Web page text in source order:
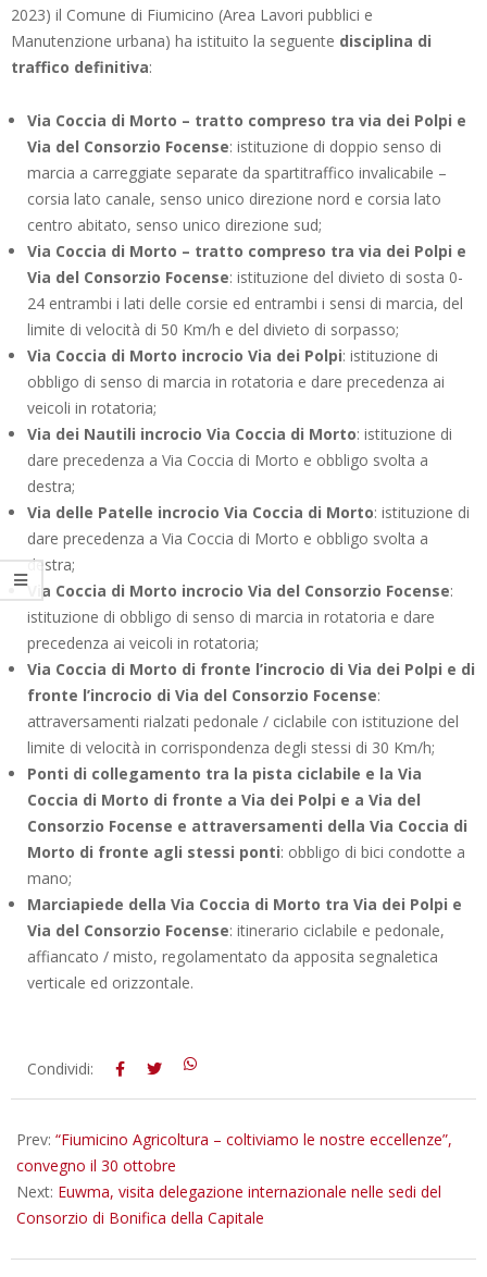
2023) il Comune di Fiumicino (Area Lavori pubblici e
Manutenzione urbana) ha istituito la seguente disciplina di
traffico definitiva:
Via Coccia di Morto – tratto compreso tra via dei Polpi e
Via del Consorzio Focense: istituzione di doppio senso di
marcia a carreggiate separate da spartitraffico invalicabile –
corsia lato canale, senso unico direzione nord e corsia lato
centro abitato, senso unico direzione sud;
Via Coccia di Morto – tratto compreso tra via dei Polpi e
Via del Consorzio Focense: istituzione del divieto di sosta 0-
24 entrambi i lati delle corsie ed entrambi i sensi di marcia, del
limite di velocità di 50 Km/h e del divieto di sorpasso;
Via Coccia di Morto incrocio Via dei Polpi: istituzione di
obbligo di senso di marcia in rotatoria e dare precedenza ai
veicoli in rotatoria;
Via dei Nautili incrocio Via Coccia di Morto: istituzione di
dare precedenza a Via Coccia di Morto e obbligo svolta a
destra;
Via delle Patelle incrocio Via Coccia di Morto: istituzione di
dare precedenza a Via Coccia di Morto e obbligo svolta a
destra;
Via Coccia di Morto incrocio Via del Consorzio Focense:
istituzione di obbligo di senso di marcia in rotatoria e dare
precedenza ai veicoli in rotatoria;
Via Coccia di Morto di fronte l’incrocio di Via dei Polpi e di
fronte l’incrocio di Via del Consorzio Focense:
attraversamenti rialzati pedonale / ciclabile con istituzione del
limite di velocità in corrispondenza degli stessi di 30 Km/h;
Ponti di collegamento tra la pista ciclabile e la Via
Coccia di Morto di fronte a Via dei Polpi e a Via del
Consorzio Focense e attraversamenti della Via Coccia di
Morto di fronte agli stessi ponti: obbligo di bici condotte a
mano;
Marciapiede della Via Coccia di Morto tra Via dei Polpi e
Via del Consorzio Focense: itinerario ciclabile e pedonale,
affiancato / misto, regolamentato da apposita segnaletica
verticale ed orizzontale.
2023-
Condividi:
Prev: “Fiumicino Agricoltura – coltiviamo le nostre eccellenze”,
convegno il 30 ottobre
Next: Euwma, visita delegazione internazionale nelle sedi del
Consorzio di Bonifica della Capitale